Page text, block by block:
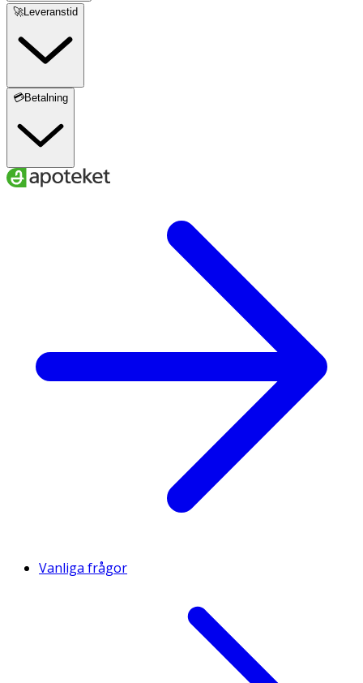
🚀Leveranstid
💳Betalning
Vanliga frågor